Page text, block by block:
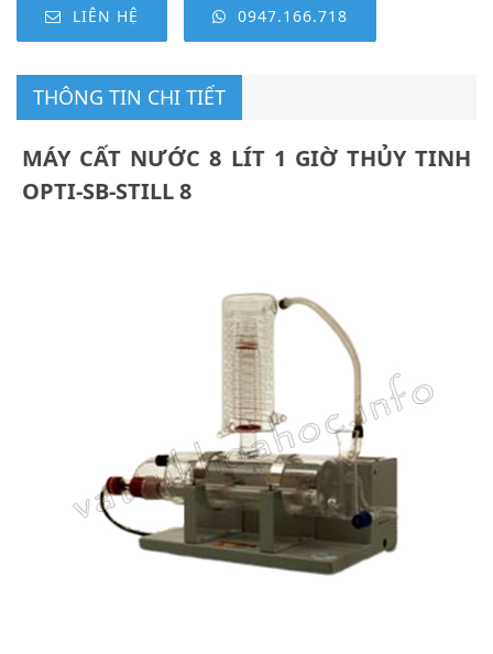
LIÊN HỆ 0947.166.718
THÔNG TIN CHI TIẾT
MÁY CẤT NƯỚC 8 LÍT 1 GIỜ THỦY TINH
OPTI-SB-STILL 8